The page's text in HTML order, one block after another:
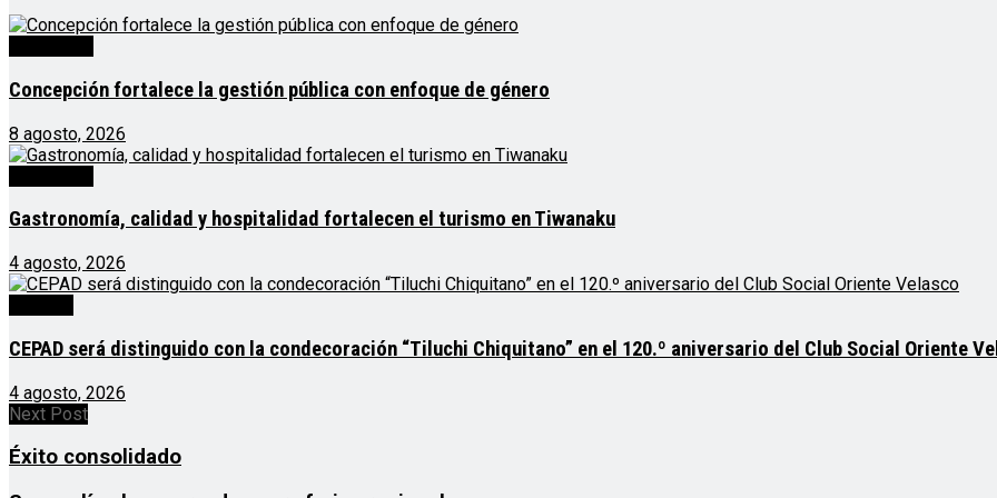
Concepción fortalece la gestión pública con enfoque de género
8 agosto, 2026
Gastronomía, calidad y hospitalidad fortalecen el turismo en Tiwanaku
4 agosto, 2026
CEPAD será distinguido con la condecoración “Tiluchi Chiquitano” en el 120.º aniversario del Club Social Oriente
4 agosto, 2026
Next Post
Éxito consolidado